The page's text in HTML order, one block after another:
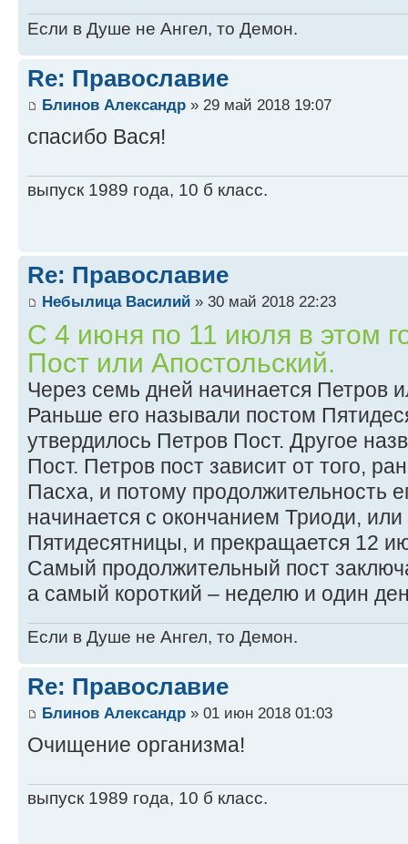
Если в Душе не Ангел, то Демон.
Re: Православие
Блинов Александр » 29 май 2018 19:07
спасибо Вася!
выпуск 1989 года, 10 б класс.
Re: Православие
Небылица Василий » 30 май 2018 22:23
С 4 июня по 11 июля в этом
Пост или Апостольский.
Через семь дней начинается Петров
Раньше его называли постом
утвердилось Петров Пост. Другое
Пост. Петров пост зависит от того,
Пасха, и потому продолжительность
начинается с окончанием Триоди,
Пятидесятницы, и прекращается 12
Самый продолжительный пост
а самый короткий – неделю и один
Если в Душе не Ангел, то Демон.
Re: Православие
Блинов Александр » 01 июн 2018 01:03
Очищение организма!
выпуск 1989 года, 10 б класс.